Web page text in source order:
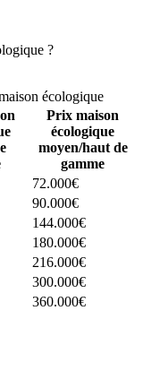
?
écologique
Prix maison
écologique
moyen/haut de
gamme
72.000€
90.000€
144.000€
180.000€
216.000€
300.000€
360.000€